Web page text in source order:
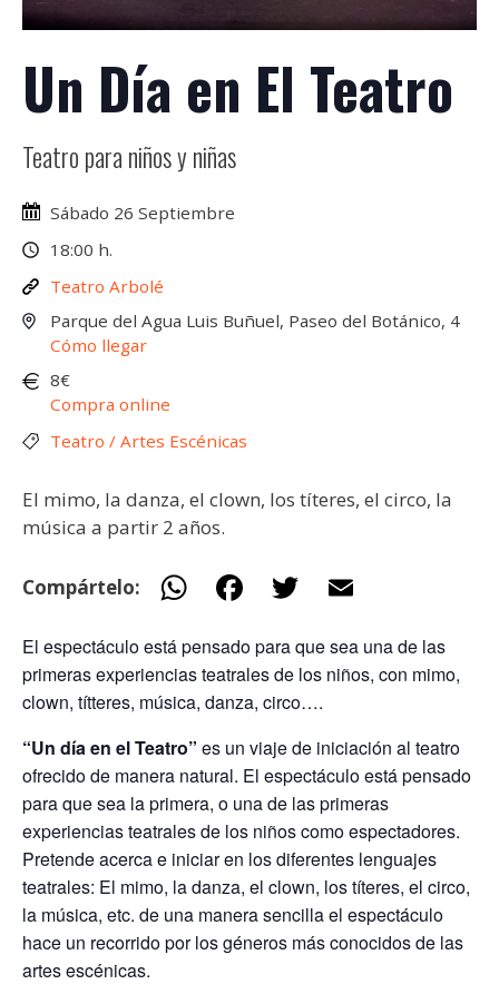
Un Día en El Teatro
Teatro para niños y niñas
Sábado 26 Septiembre
18:00 h.
Teatro Arbolé
Parque del Agua Luis Buñuel, Paseo del Botánico, 4
Cómo llegar
8€
Compra online
Teatro / Artes Escénicas
El mimo, la danza, el clown, los títeres, el circo, la
música a partir 2 años.
Compártelo: W
at
s
A
p
p
e
b
o
o
k
itt
er
ai
l
El espectáculo está pensado para que sea una de las
primeras experiencias teatrales de los niños, con mimo,
clown, títteres, música, danza, circo….
“Un día en el Teatro” es un viaje de iniciación al teatro
ofrecido de manera natural. El espectáculo está pensado
para que sea la primera, o una de las primeras
experiencias teatrales de los niños como espectadores.
Pretende acerca e iniciar en los diferentes lenguajes
teatrales: El mimo, la danza, el clown, los títeres, el circo,
la música, etc. de una manera sencilla el espectáculo
hace un recorrido por los géneros más conocidos de las
artes escénicas.